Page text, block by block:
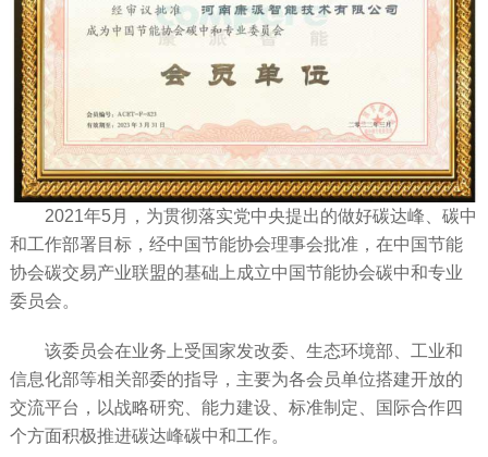
2021年5月，为贯彻落实党中央提出的做好碳达峰、碳中
和工作部署目标，经中国节能协会理事会批准，在中国节能
协会碳交易产业联盟的基础上成立中国节能协会碳中和专业
委员会。
该委员会在业务上受国家发改委、生态环境部、工业和
信息化部等相关部委的指导，主要为各会员单位搭建开放的
交流平台，以战略研究、能力建设、标准制定、国际合作四
个方面积极推进碳达峰碳中和工作。